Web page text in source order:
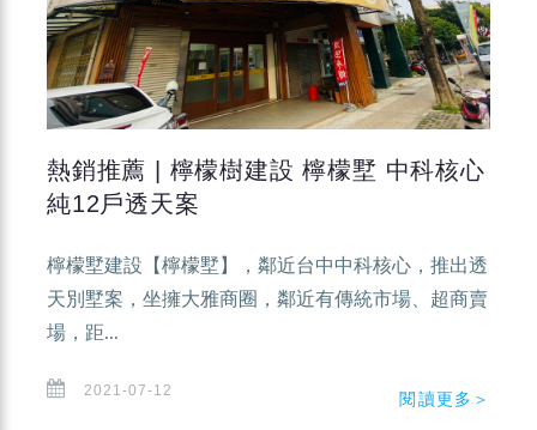
熱銷推薦 | 檸檬樹建設 檸檬墅 中科核心
純12戶透天案
檸檬墅建設【檸檬墅】，鄰近台中中科核心，推出透
天別墅案，坐擁大雅商圈，鄰近有傳統市場、超商賣
場，距...
2021-07-12 閱讀更多＞